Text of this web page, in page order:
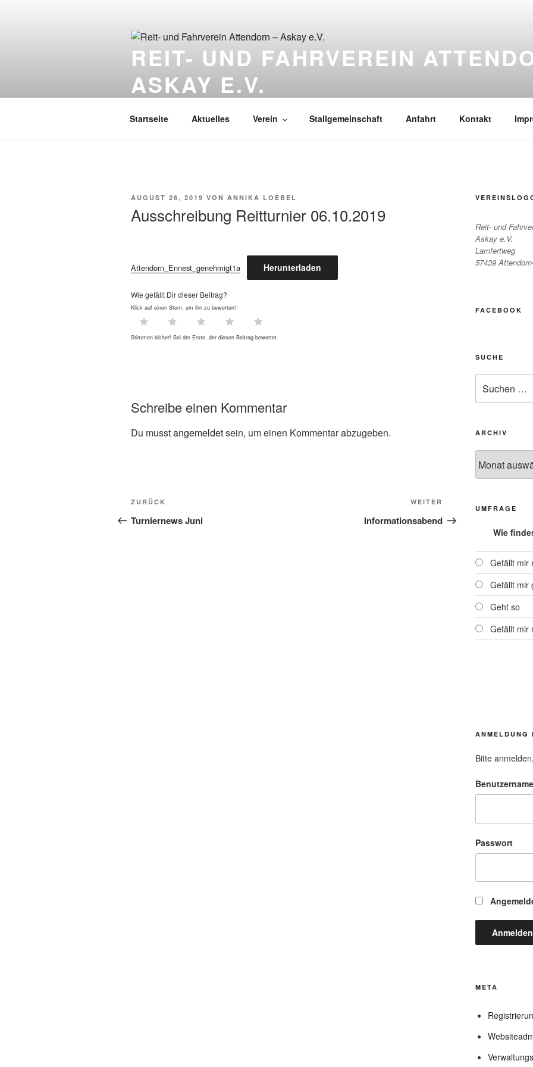
REIT- UND FAHRVEREIN
ASKAY E.V.
Startseite Aktuelles Verein Stallgemeinschaft Anfahrt Kontakt
AUGUST 26, 2019 VON ANNIKA LOEBEL
Ausschreibung Reitturnier 06.10.2019
Attendorn_Ennest_genehmigt1a Herunterladen
Wie gefällt Dir dieser Beitrag?
Klick auf einen Stern, um ihn zu bewerten!
Stimmen bisher! Sei der Erste, der diesen Beitrag bewertet.
Schreibe einen Kommentar
Du musstangemeldetsein, um einen Kommentar abzugeben.
ZURÜCK
Turniernews Juni
WEITER
Informationsabend
Reit- und
Askay e.V.
Lamfertweg
57439
FACEBOOK
SUCHE
ARCHIV
UMFRAGE
Wie
Gefällt mir
Gefällt mir
Geht so
Gefällt mir
ANMELDUNG
Bitte
Benutzername
Passwort
META